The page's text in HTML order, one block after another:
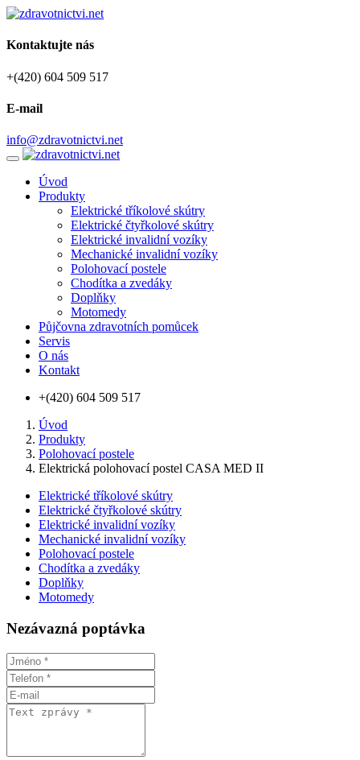
Kontaktujte nás
+(420) 604 509 517
E-mail
info@zdravotnictvi.net
Úvod
Produkty
Elektrické tříkolové skútry
Elektrické čtyřkolové skútry
Elektrické invalidní vozíky
Mechanické invalidní vozíky
Polohovací postele
Chodítka a zvedáky
Doplňky
Motomedy
Půjčovna zdravotních pomůcek
Servis
O nás
Kontakt
+(420) 604 509 517
Úvod
Produkty
Polohovací postele
Elektrická polohovací postel CASA MED II
Elektrické tříkolové skútry
Elektrické čtyřkolové skútry
Elektrické invalidní vozíky
Mechanické invalidní vozíky
Polohovací postele
Chodítka a zvedáky
Doplňky
Motomedy
Nezávazná poptávka